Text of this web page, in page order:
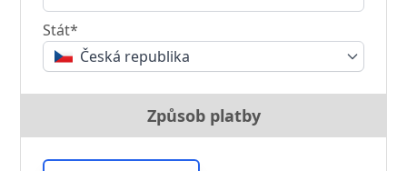
Stát*
Česká republika
Způsob platby